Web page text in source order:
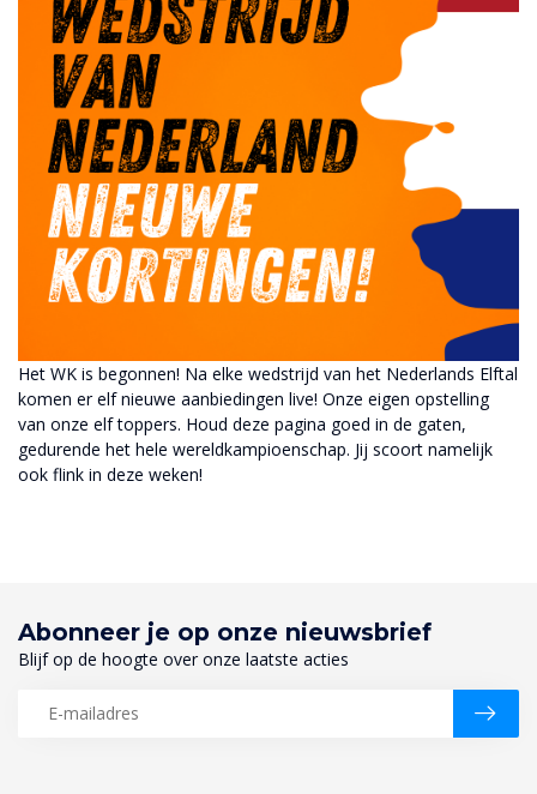
Het WK is begonnen! Na elke wedstrijd van het Nederlands Elftal
komen er elf nieuwe aanbiedingen live! Onze eigen opstelling
van onze elf toppers. Houd deze pagina goed in de gaten,
gedurende het hele wereldkampioenschap. Jij scoort namelijk
ook flink in deze weken!
Abonneer je op onze nieuwsbrief
Blijf op de hoogte over onze laatste acties